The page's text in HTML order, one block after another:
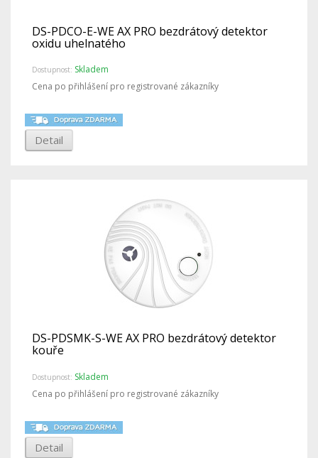
DS-PDCO-E-WE AX PRO bezdrátový detektor
oxidu uhelnatého
Dostupnost: Skladem
Cena po přihlášení pro registrované zákazníky
Detail
DS-PDSMK-S-WE AX PRO bezdrátový detektor
kouře
Dostupnost: Skladem
Cena po přihlášení pro registrované zákazníky
Detail